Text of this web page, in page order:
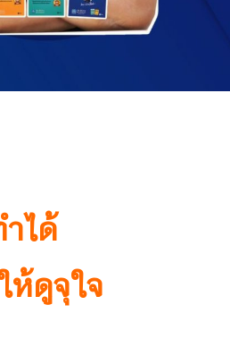
ได้
ห้ดูจุใจ